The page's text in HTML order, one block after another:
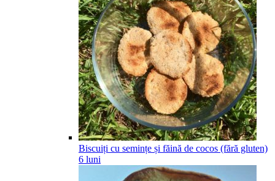
Biscuiți cu semințe și făină de cocos (fără gluten)
6 luni